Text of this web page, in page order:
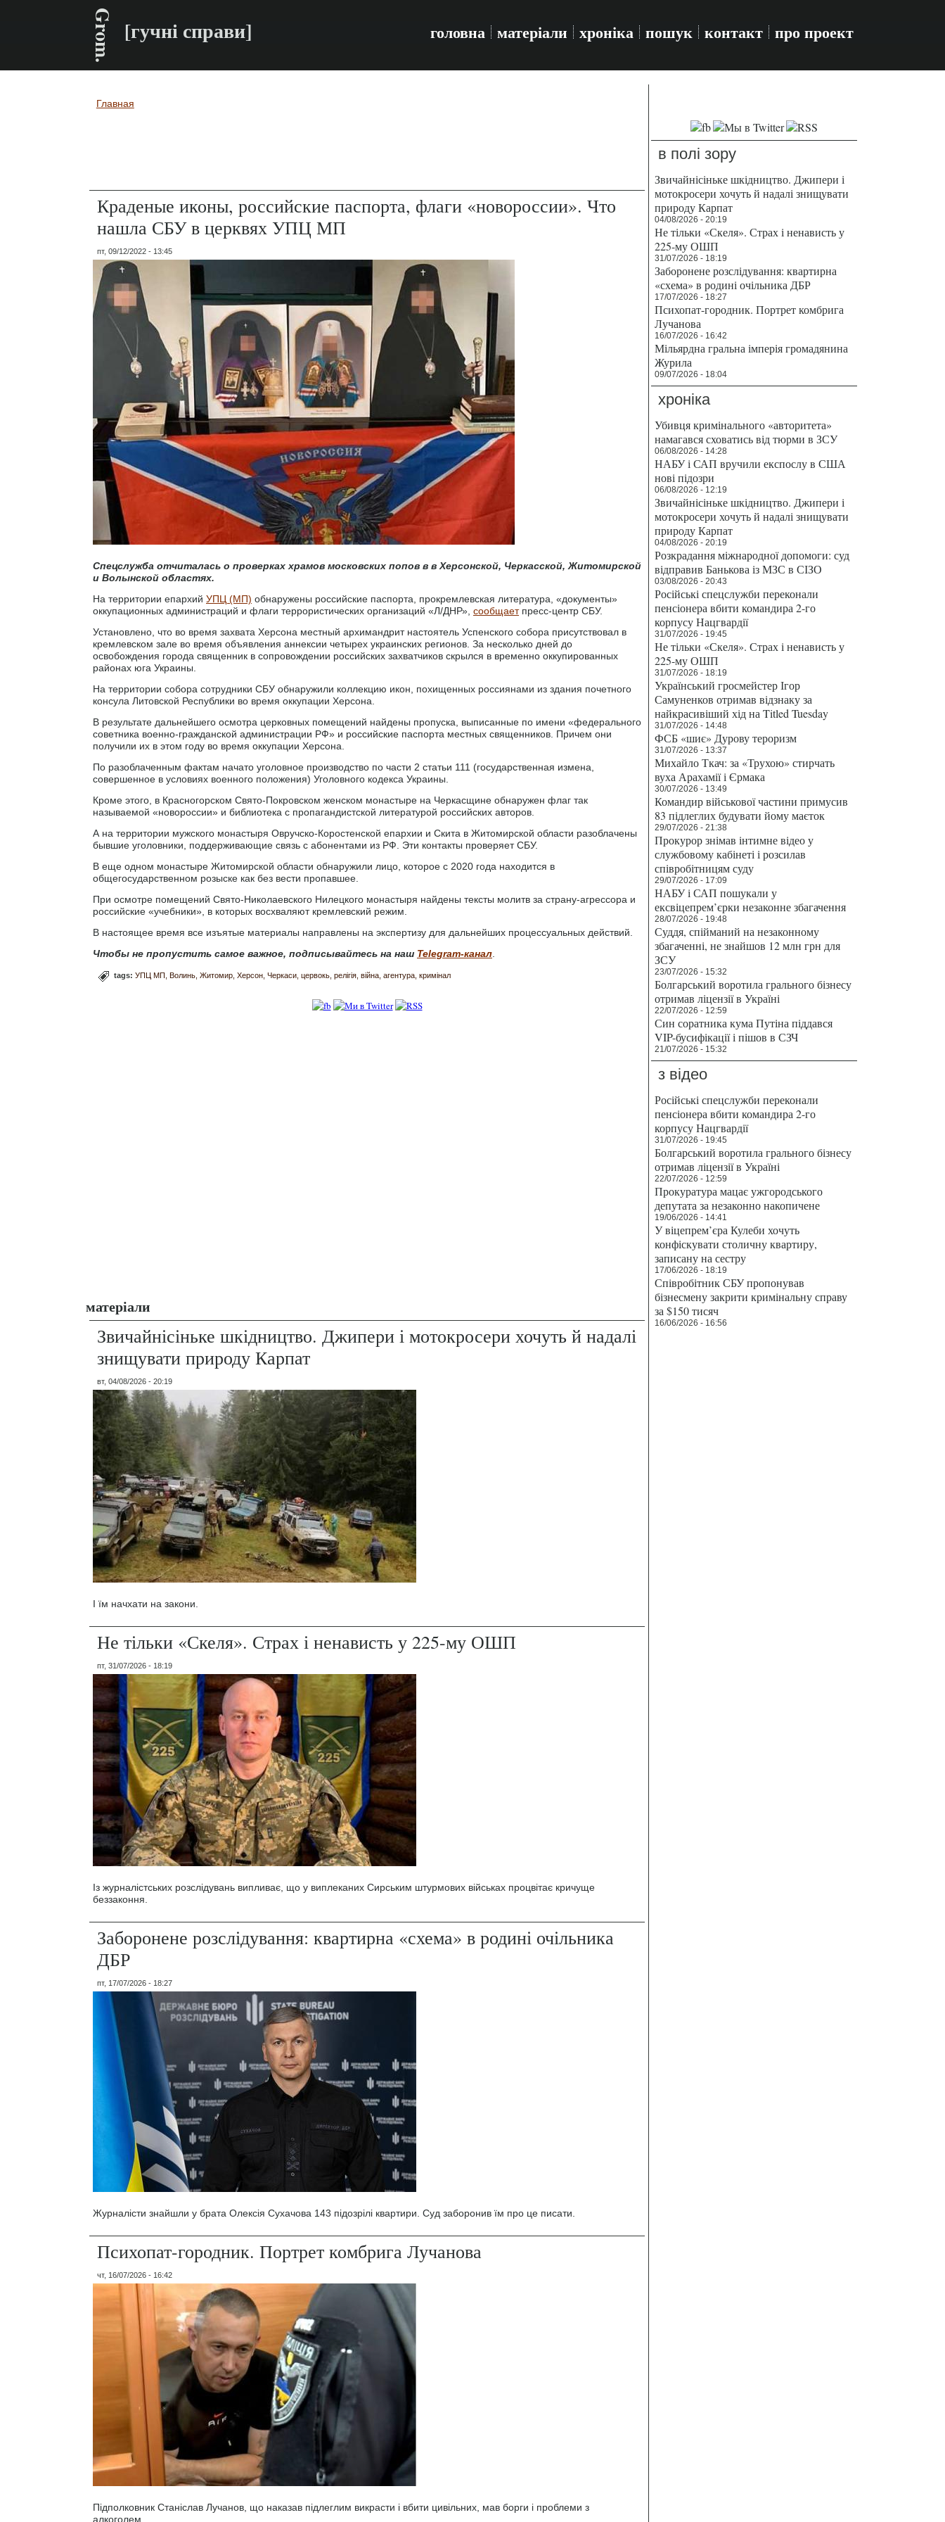
Grom. [гучні справи] головна матеріали хроніка пошук контакт про проект
Вы здесь
Главная
Краденые иконы, российские паспорта, флаги «новороссии». Что
нашла СБУ в церквях УПЦ МП
пт, 09/12/2022 - 13:45
Спецслужба отчиталась о проверках храмов московских попов в в Херсонской, Черкасской, Житомирской
и Волынской областях.
На территории епархий УПЦ (МП) обнаружены российские паспорта, прокремлевская литература, «документы»
оккупационных администраций и флаги террористических организаций «Л/ДНР», сообщаетпресс-центр СБУ.
Установлено, что во время захвата Херсона местный архимандрит настоятель Успенского собора присутствовал в
кремлевском зале во время объявления аннексии четырех украинских регионов. За несколько дней до
освобождения города священник в сопровождении российских захватчиков скрылся в временно оккупированных
районах юга Украины.
На территории собора сотрудники СБУ обнаружили коллекцию икон, похищенных россиянами из здания почетного
консула Литовской Республики во время оккупации Херсона.
В результате дальнейшего осмотра церковных помещений найдены пропуска, выписанные по имени «федерального
советника военно-гражданской администрации РФ» и российские паспорта местных священников. Причем они
получили их в этом году во время оккупации Херсона.
По разоблаченным фактам начато уголовное производство по части 2 статьи 111 (государственная измена,
совершенное в условиях военного положения) Уголовного кодекса Украины.
Кроме этого, в Красногорском Свято-Покровском женском монастыре на Черкасщине обнаружен флаг так
называемой «новороссии» и библиотека с пропагандистской литературой российских авторов.
А на территории мужского монастыря Овручско-Коростенской епархии и Скита в Житомирской области разоблачены
бывшие уголовники, поддерживающие связь с абонентами из РФ. Эти контакты проверяет СБУ.
В еще одном монастыре Житомирской области обнаружили лицо, которое с 2020 года находится в
общегосударственном розыске как без вести пропавшее.
При осмотре помещений Свято-Николаевского Нилецкого монастыря найдены тексты молитв за страну-агрессора и
российские «учебники», в которых восхваляют кремлевский режим.
В настоящее время все изъятые материалы направлены на экспертизу для дальнейших процессуальных действий.
Чтобы не пропустить самое важное, подписывайтесь на наш Telegram-канал
tags: УПЦ МП Волинь Житомир Херсон Черкаси цервокь релігія війна агентура кримінал
матеріали
Звичайнісіньке шкідництво. Джипери і мотокросери хочуть й надалі
знищувати природу Карпат
вт, 04/08/2026 - 20:19
І їм начхати на закони.
Не тільки «Скеля». Страх і ненависть у 225-му ОШП
пт, 31/07/2026 - 18:19
Із журналістських розслідувань випливає, що у виплеканих Сирським штурмових військах процвітає кричуще
беззаконня.
Заборонене розслідування: квартирна «схема» в родині очільника
ДБР
пт, 17/07/2026 - 18:27
Журналісти знайшли у брата Олексія Сухачова 143 підозрілі квартири. Суд заборонив їм про це писати.
Психопат-городник. Портрет комбрига Лучанова
чт, 16/07/2026 - 16:42
Підполковник Станіслав Лучанов, що наказав підлеглим викрасти і вбити цивільних, мав борги і проблеми з
алкоголем.
в полі зору
Звичайнісіньке шкідництво. Джипери і
мотокросери хочуть й надалі знищувати
природу Карпат
04/08/2026 - 20:19
Не тільки «Скеля». Страх і ненависть у
225-му ОШП
31/07/2026 - 18:19
Заборонене розслідування: квартирна
«схема» в родині очільника ДБР
17/07/2026 - 18:27
Психопат-городник. Портрет комбрига
Лучанова
16/07/2026 - 16:42
Мільярдна гральна імперія громадянина
Журила
09/07/2026 - 18:04
хроніка
Убивця кримінального «авторитета»
намагався сховатись від тюрми в ЗСУ
06/08/2026 - 14:28
НАБУ і САП вручили експослу в США
нові підозри
06/08/2026 - 12:19
Звичайнісіньке шкідництво. Джипери і
мотокросери хочуть й надалі знищувати
природу Карпат
04/08/2026 - 20:19
Розкрадання міжнародної допомоги: суд
відправив Банькова із МЗС в СІЗО
03/08/2026 - 20:43
Російські спецслужби переконали
пенсіонера вбити командира 2-го
корпусу Нацгвардії
31/07/2026 - 19:45
Не тільки «Скеля». Страх і ненависть у
225-му ОШП
31/07/2026 - 18:19
Український гросмейстер Ігор
Самуненков отримав відзнаку за
найкрасивіший хід на Titled Tuesday
31/07/2026 - 14:48
ФСБ «шиє» Дурову тероризм
31/07/2026 - 13:37
Михайло Ткач: за «Трухою» стирчать
вуха Арахамії і Єрмака
30/07/2026 - 13:49
Командир військової частини примусив
83 підлеглих будувати йому маєток
29/07/2026 - 21:38
Прокурор знімав інтимне відео у
службовому кабінеті і розсилав
співробітницям суду
29/07/2026 - 17:09
НАБУ і САП пошукали у
ексвіцепрем’єрки незаконне збагачення
28/07/2026 - 19:48
Суддя, спійманий на незаконному
збагаченні, не знайшов 12 млн грн для
ЗСУ
23/07/2026 - 15:32
Болгарський воротила грального бізнесу
отримав ліцензії в Україні
22/07/2026 - 12:59
Син соратника кума Путіна піддався
VIP-бусифікації і пішов в СЗЧ
21/07/2026 - 15:32
з відео
Російські спецслужби переконали
пенсіонера вбити командира 2-го
корпусу Нацгвардії
31/07/2026 - 19:45
Болгарський воротила грального бізнесу
отримав ліцензії в Україні
22/07/2026 - 12:59
Прокуратура мацає ужгородського
депутата за незаконно накопичене
19/06/2026 - 14:41
У віцепрем’єра Кулеби хочуть
конфіскувати столичну квартиру,
записану на сестру
17/06/2026 - 18:19
Співробітник СБУ пропонував
бізнесмену закрити кримінальну справу
за $150 тисяч
16/06/2026 - 16:56